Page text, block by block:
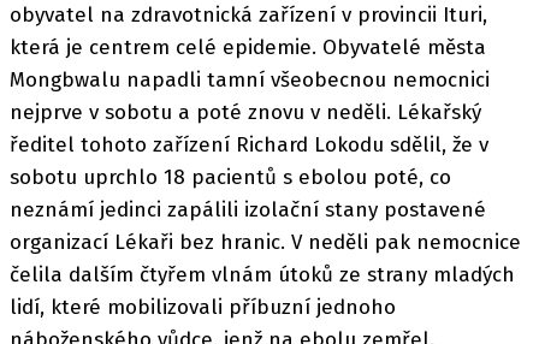
obyvatel na zdravotnická zařízení v provincii Ituri,
která je centrem celé epidemie. Obyvatelé města
Mongbwalu napadli tamní všeobecnou nemocnici
nejprve v sobotu a poté znovu v neděli. Lékařský
ředitel tohoto zařízení Richard Lokodu sdělil, že v
sobotu uprchlo 18 pacientů s ebolou poté, co
neznámí jedinci zapálili izolační stany postavené
organizací Lékaři bez hranic. V neděli pak nemocnice
čelila dalším čtyřem vlnám útoků ze strany mladých
lidí, které mobilizovali příbuzní jednoho